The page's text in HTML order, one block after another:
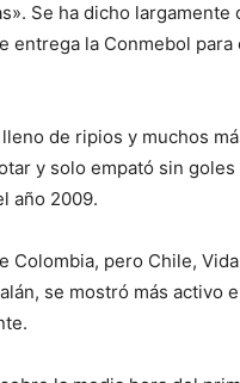
Se ha dicho largamente
la Conmebol para
de ripios y muchos
y solo empató sin goles
año 2009.
Colombia, pero Chile,
se mostró más activo